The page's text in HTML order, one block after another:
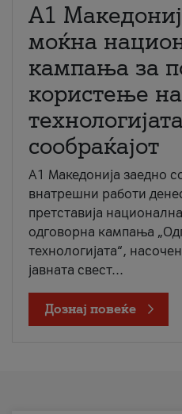
A1
моќна
кампања за
користење на
сообраќајот
A1 Македонија заедно
внатрешни работи
претставија
одговорна кампања
технологијата“,
јавната свест...
Дознај повеќе